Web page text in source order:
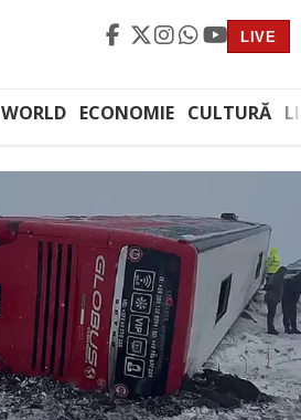
LIVE
WORLD ECONOMIE CULTURĂ